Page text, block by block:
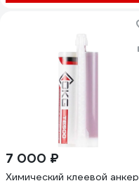
7 000 ₽
Химический клеевой анкер